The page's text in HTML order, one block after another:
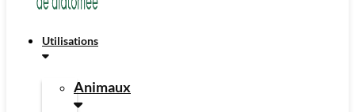
Utilisations
Animaux